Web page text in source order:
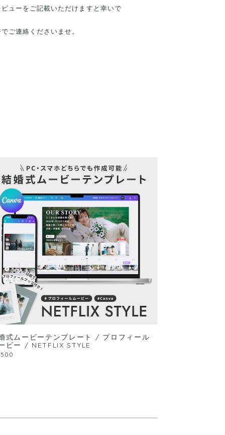
ューをご記載いただけますと幸いで
ご連絡くださいませ。
式ムービーテンプレート / プロフィール
ビー / NETFLIX STYLE